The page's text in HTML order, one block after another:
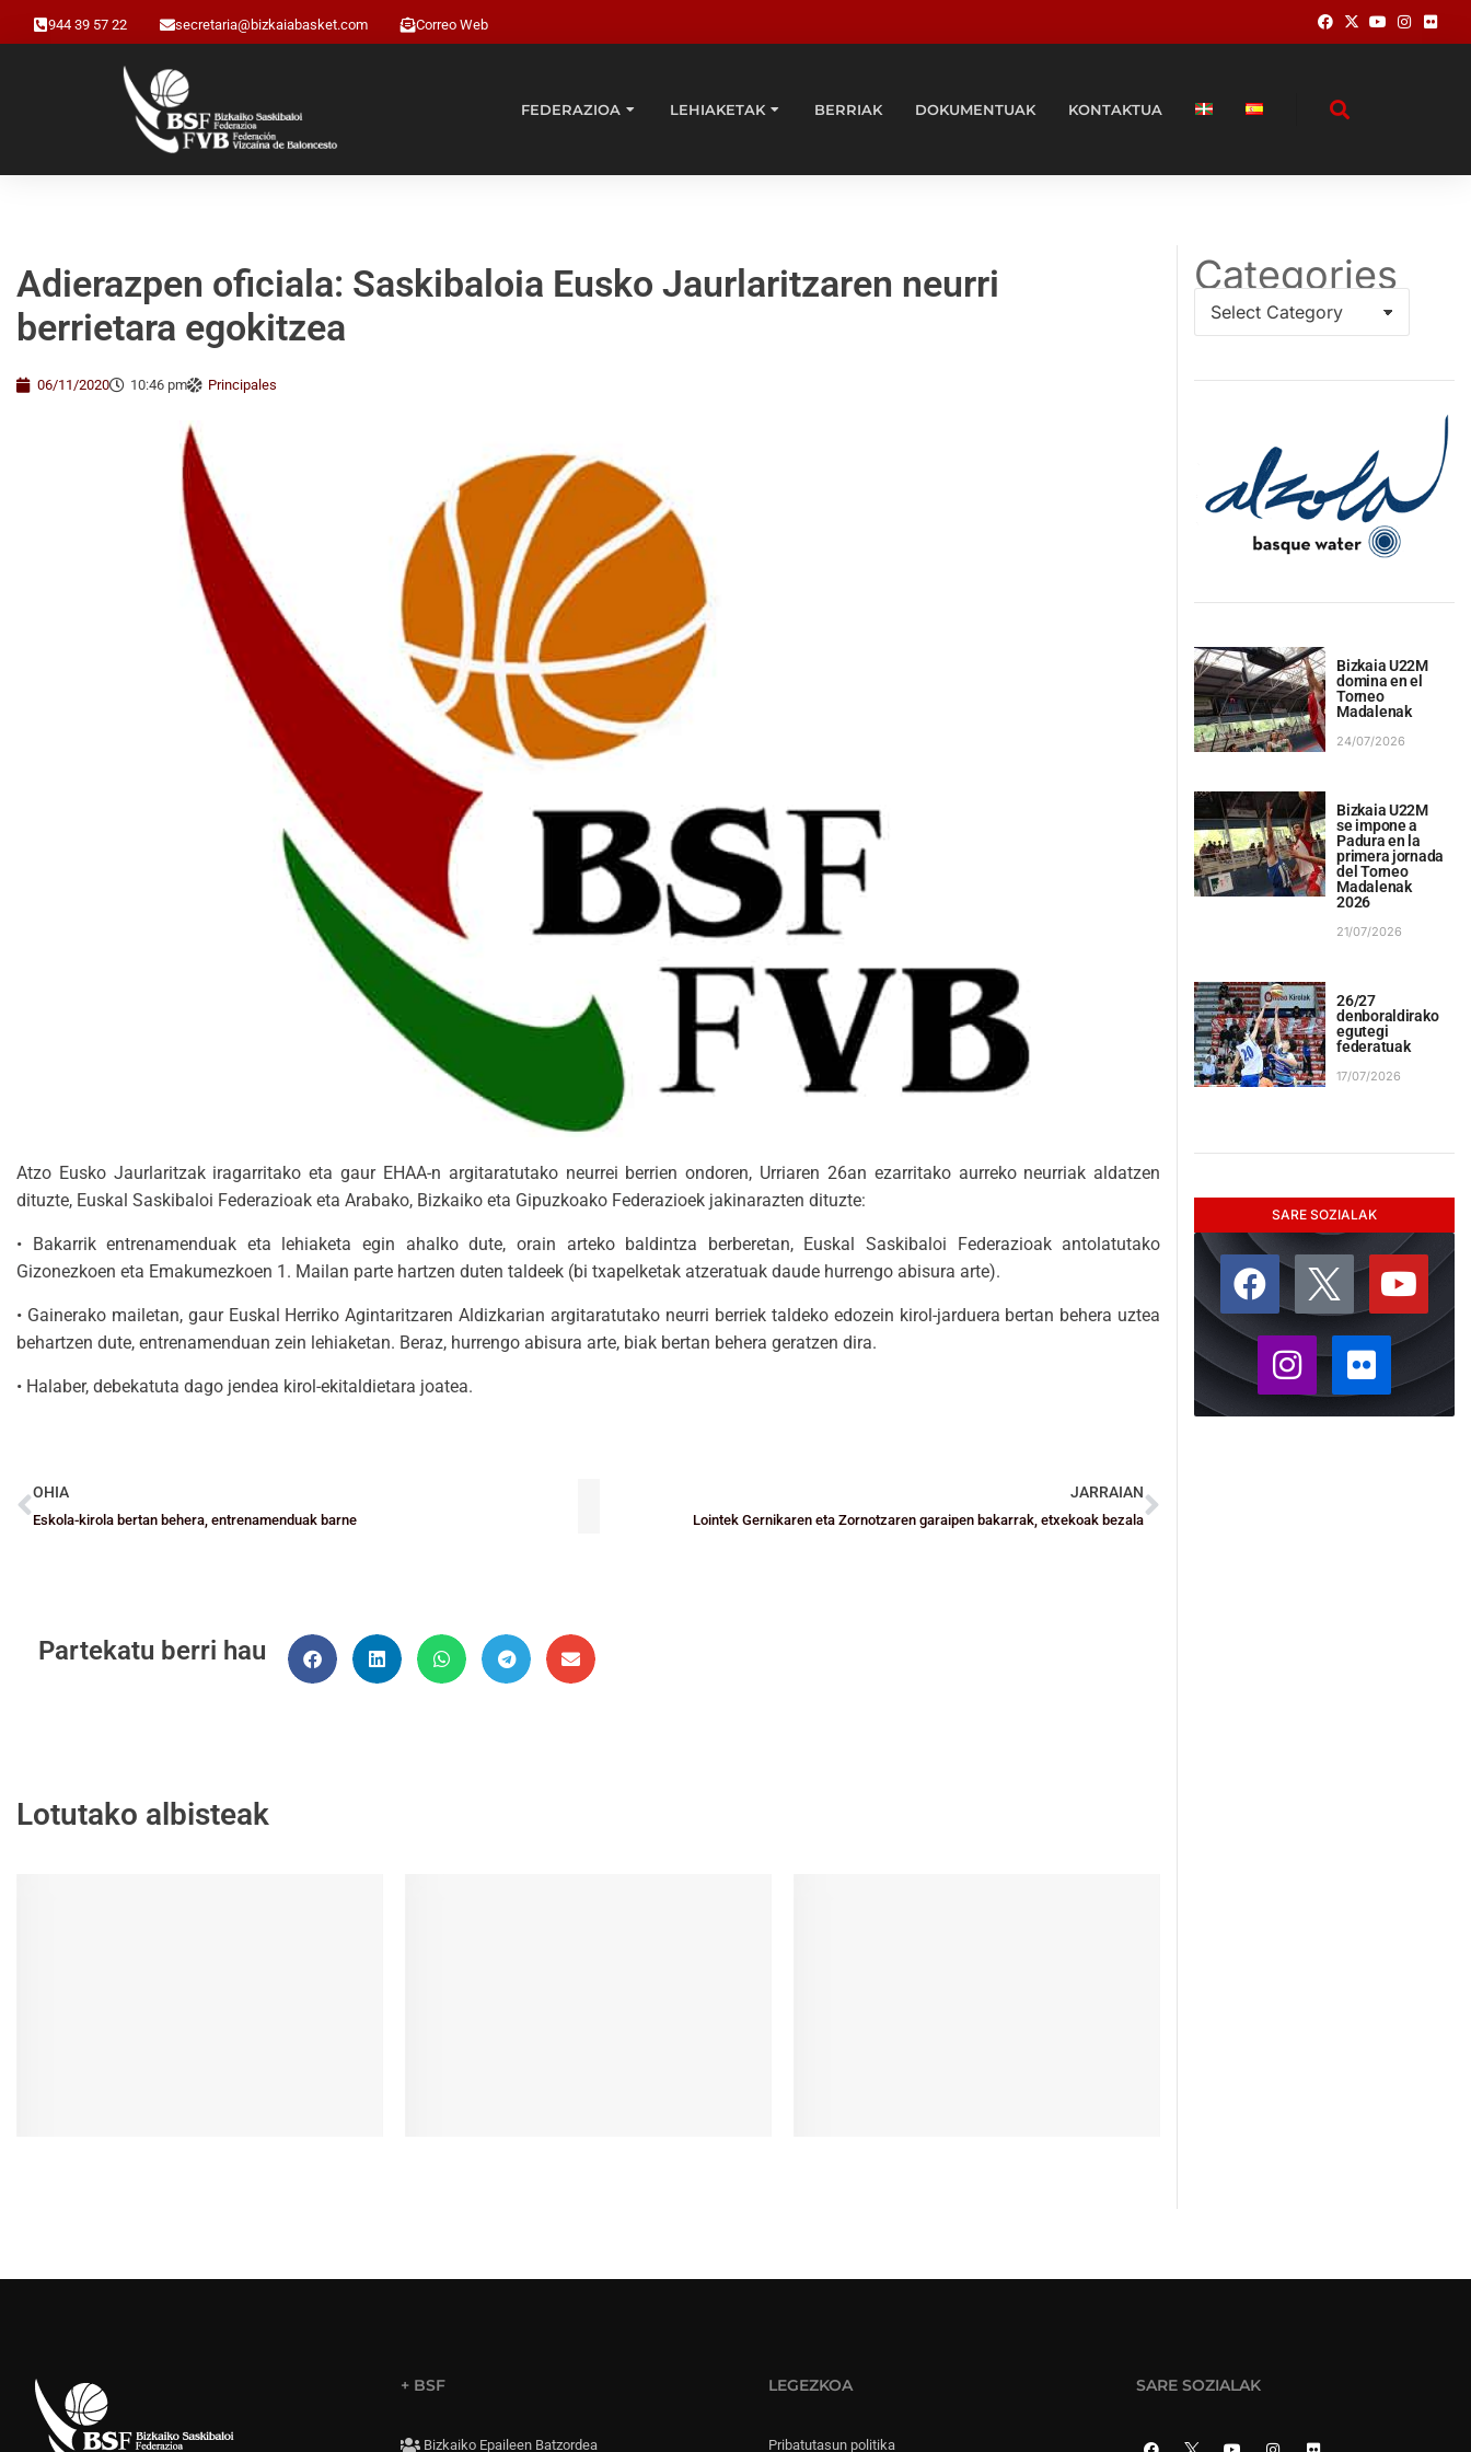
944 39 57 22 secretaria@bizkaiabasket.com Correo Web
FEDERAZIOA LEHIAKETAK BERRIAK DOKUMENTUAK KONTAKTUA
Adierazpen oficiala: Saskibaloia Eusko Jaurlaritzaren neurri
berrietara egokitzea
06/11/2020 10:46 pm Principales
Atzo Eusko Jaurlaritzak iragarritako eta gaur EHAA-n argitaratutako neurrei berrien ondoren, Urriaren 26an ezarritako aurreko neurriak aldatzen
dituzte, Euskal Saskibaloi Federazioak eta Arabako, Bizkaiko eta Gipuzkoako Federazioek jakinarazten dituzte:
• Bakarrik entrenamenduak eta lehiaketa egin ahalko dute, orain arteko baldintza berberetan, Euskal Saskibaloi Federazioak antolatutako
Gizonezkoen eta Emakumezkoen 1. Mailan parte hartzen duten taldeek (bi txapelketak atzeratuak daude hurrengo abisura arte).
• Gainerako mailetan, gaur Euskal Herriko Agintaritzaren Aldizkarian argitaratutako neurri berriek taldeko edozein kirol-jarduera bertan behera uztea
behartzen dute, entrenamenduan zein lehiaketan. Beraz, hurrengo abisura arte, biak bertan behera geratzen dira.
• Halaber, debekatuta dago jendea kirol-ekitaldietara joatea.
OHIA
Eskola-kirola bertan behera, entrenamenduak barne
JARRAIAN
Lointek Gernikaren eta Zornotzaren garaipen bakarrak, etxekoak bezala
Partekatu berri hau
Lotutako albisteak
Categories
Bizkaia U22M
domina en el
Torneo
Madalenak
24/07/2026
Bizkaia U22M
se impone a
Padura en la
primera jornada
del Torneo
Madalenak
2026
21/07/2026
26/27
denboraldirako
egutegi
federatuak
17/07/2026
SARE SOZIALAK
+ BSF
Bizkaiko Epaileen Batzordea
LEGEZKOA
Pribatutasun politika
SARE SOZIALAK